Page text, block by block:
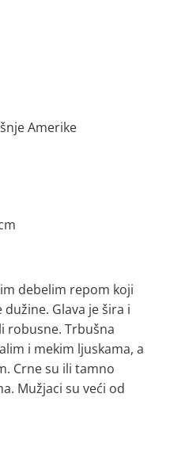
Amerike
debelim repom koji
Glava je šira i
robusne. Trbušna
i mekim ljuskama, a
Crne su ili tamno
Mužjaci su veći od